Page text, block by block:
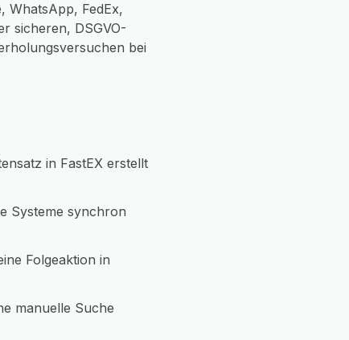
WhatsApp, FedEx,
sicheren, DSGVO-
bei
in FastEX erstellt
Systeme synchron
Folgeaktion in
manuelle Suche